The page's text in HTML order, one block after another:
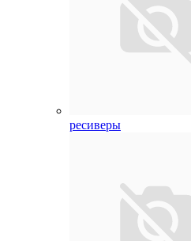
ресиверы